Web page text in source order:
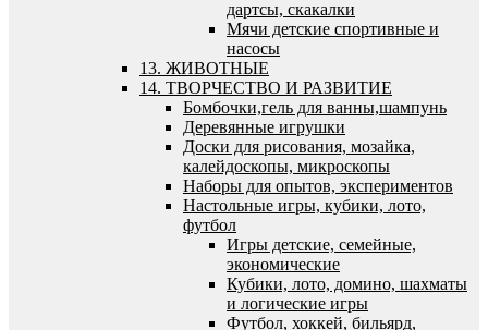
дартсы, скакалки
Мячи детские спортивные и
насосы
13. ЖИВОТНЫЕ
14. ТВОРЧЕСТВО И РАЗВИТИЕ
Бомбочки,гель для ванны,шампунь
Деревянные игрушки
Доски для рисования, мозайка,
калейдоскопы, микроскопы
Наборы для опытов, экспериментов
Настольные игры, кубики, лото,
футбол
Игры детские, семейные,
экономические
Кубики, лото, домино, шахматы
и логические игры
Футбол, хоккей, бильярд,